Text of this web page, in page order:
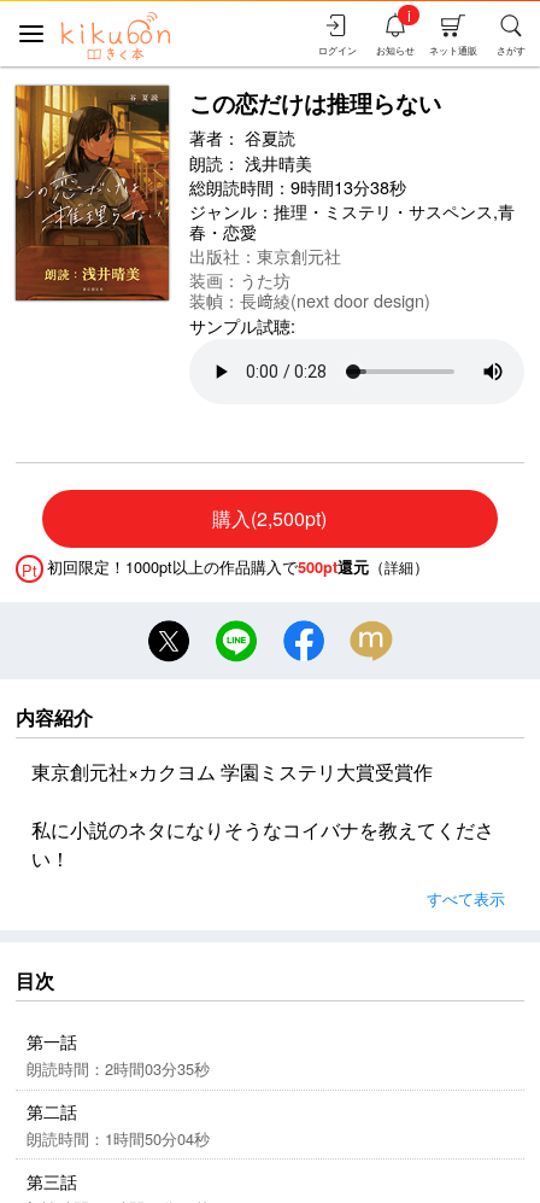
さがす
ネット通販
お知らせ
i
ログイン
この恋だけは推理らない
著者： 谷夏読
朗読： 浅井晴美
総朗読時間：9時間13分38秒
ジャンル： 推理・ミステリ・サスペンス,青
春・恋愛
出版社：東京創元社
装画：うた坊
装幀：長﨑綾(next door design)
サンプル試聴:
購入(2,500pt)
Pt 初回限定！1000pt以上の作品購入で500pt還元 （詳細）
内容紹介
東京創元社×カクヨム 学園ミステリ大賞受賞作
私に小説のネタになりそうなコイバナを教えてくださ
い！
恋と推理と、ちょっとの不思議が織りなす学園ミステ
リ
上城北高校二年二組、窓際一番後ろの席には『恋愛の
神様』がいる。「彼女いない歴＝年齢」なのに『恋愛
の神様』として様々な恋愛相談を受ける、岩永朝司、
十七歳。放課後やってきた二年三組の小井塚咲那は、
「私に小説のネタになりそうなコイバナを教えてくだ
すべて表示
目次
第一話
朗読時間：2時間03分35秒
第二話
朗読時間：1時間50分04秒
第三話